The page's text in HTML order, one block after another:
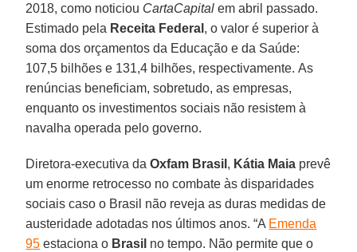
2018, como noticiou CartaCapital em abril passado.
Estimado pela Receita Federal , o valor é superior à
soma dos orçamentos da Educação e da Saúde:
107,5 bilhões e 131,4 bilhões, respectivamente. As
renúncias beneficiam, sobretudo, as empresas,
enquanto os investimentos sociais não resistem à
navalha operada pelo governo.
Diretora-executiva daOxfam Brasil , Kátia Maia prevê
um enorme retrocesso no combate às disparidades
sociais caso o Brasil não reveja as duras medidas de
austeridade adotadas nos últimos anos. “A Emenda
95 estaciona o Brasil no tempo. Não permite que o